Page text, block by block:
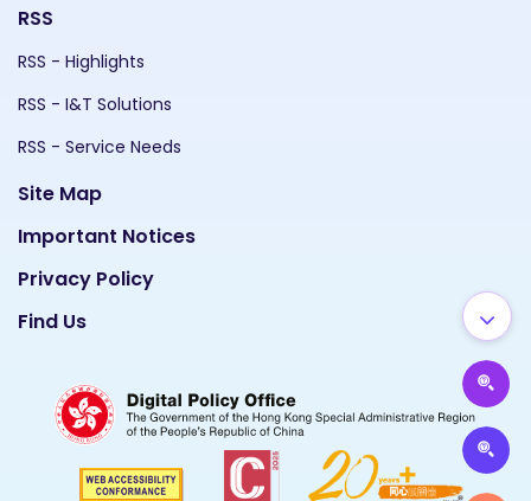
RSS
RSS - Highlights
RSS - I&T Solutions
RSS - Service Needs
Site Map
Important Notices
Privacy Policy
Find Us